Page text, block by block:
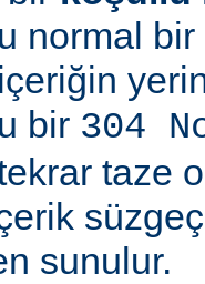
normal bir
bir 304
taze
sunulur.